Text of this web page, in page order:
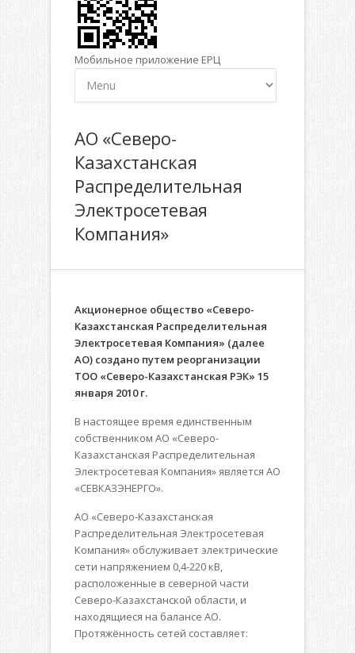
Мобильное приложение ЕРЦ
АО «Северо-
Казахстанская
Распределительная
Электросетевая
Компания»
Акционерное общество «Северо-
Казахстанская Распределительная
Электросетевая Компания» (далее
АО) создано путем реорганизации
ТОО «Северо-Казахстанская РЭК» 15
января 2010 г.
В настоящее время единственным
собственником АО «Северо-
Казахстанская Распределительная
Электросетевая Компания» является АО
«СЕВКАЗЭНЕРГО».
АО «Северо-Казахстанская
Распределительная Электросетевая
Компания» обслуживает электрические
сети напряжением 0,4-220 кВ,
расположенные в северной части
Северо-Казахстанской области, и
находящиеся на балансе АО.
Протяжённость сетей составляет: